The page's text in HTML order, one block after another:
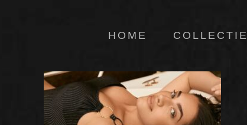
HOME COLLECTIE